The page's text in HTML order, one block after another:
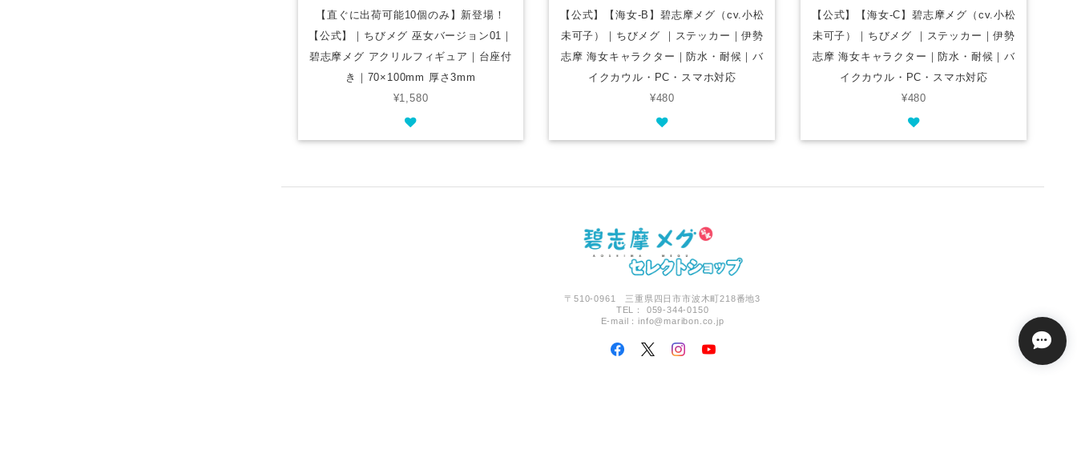
【直ぐに出荷可能10個のみ】新登場！
【公式】｜ちびメグ 巫女バージョン01｜
碧志摩メグ アクリルフィギュア｜台座付
き｜70×100mm 厚さ3mm
¥1,580
【公式】【海女-B】碧志摩メグ（cv.小松
未可子）｜ちびメグ ｜ステッカー｜伊勢
志摩 海女キャラクター｜防水・耐候｜バ
イクカウル・PC・スマホ対応
¥480
【公式】【海女-C】碧志摩メグ（cv.小松
未可子）｜ちびメグ ｜ステッカー｜伊勢
志摩 海女キャラクター｜防水・耐候｜バ
イクカウル・PC・スマホ対応
¥480
〒510-0961 三重県四日市市波木町218番地3
TEL： 059-344-0150
E-mail：info@maribon.co.jp